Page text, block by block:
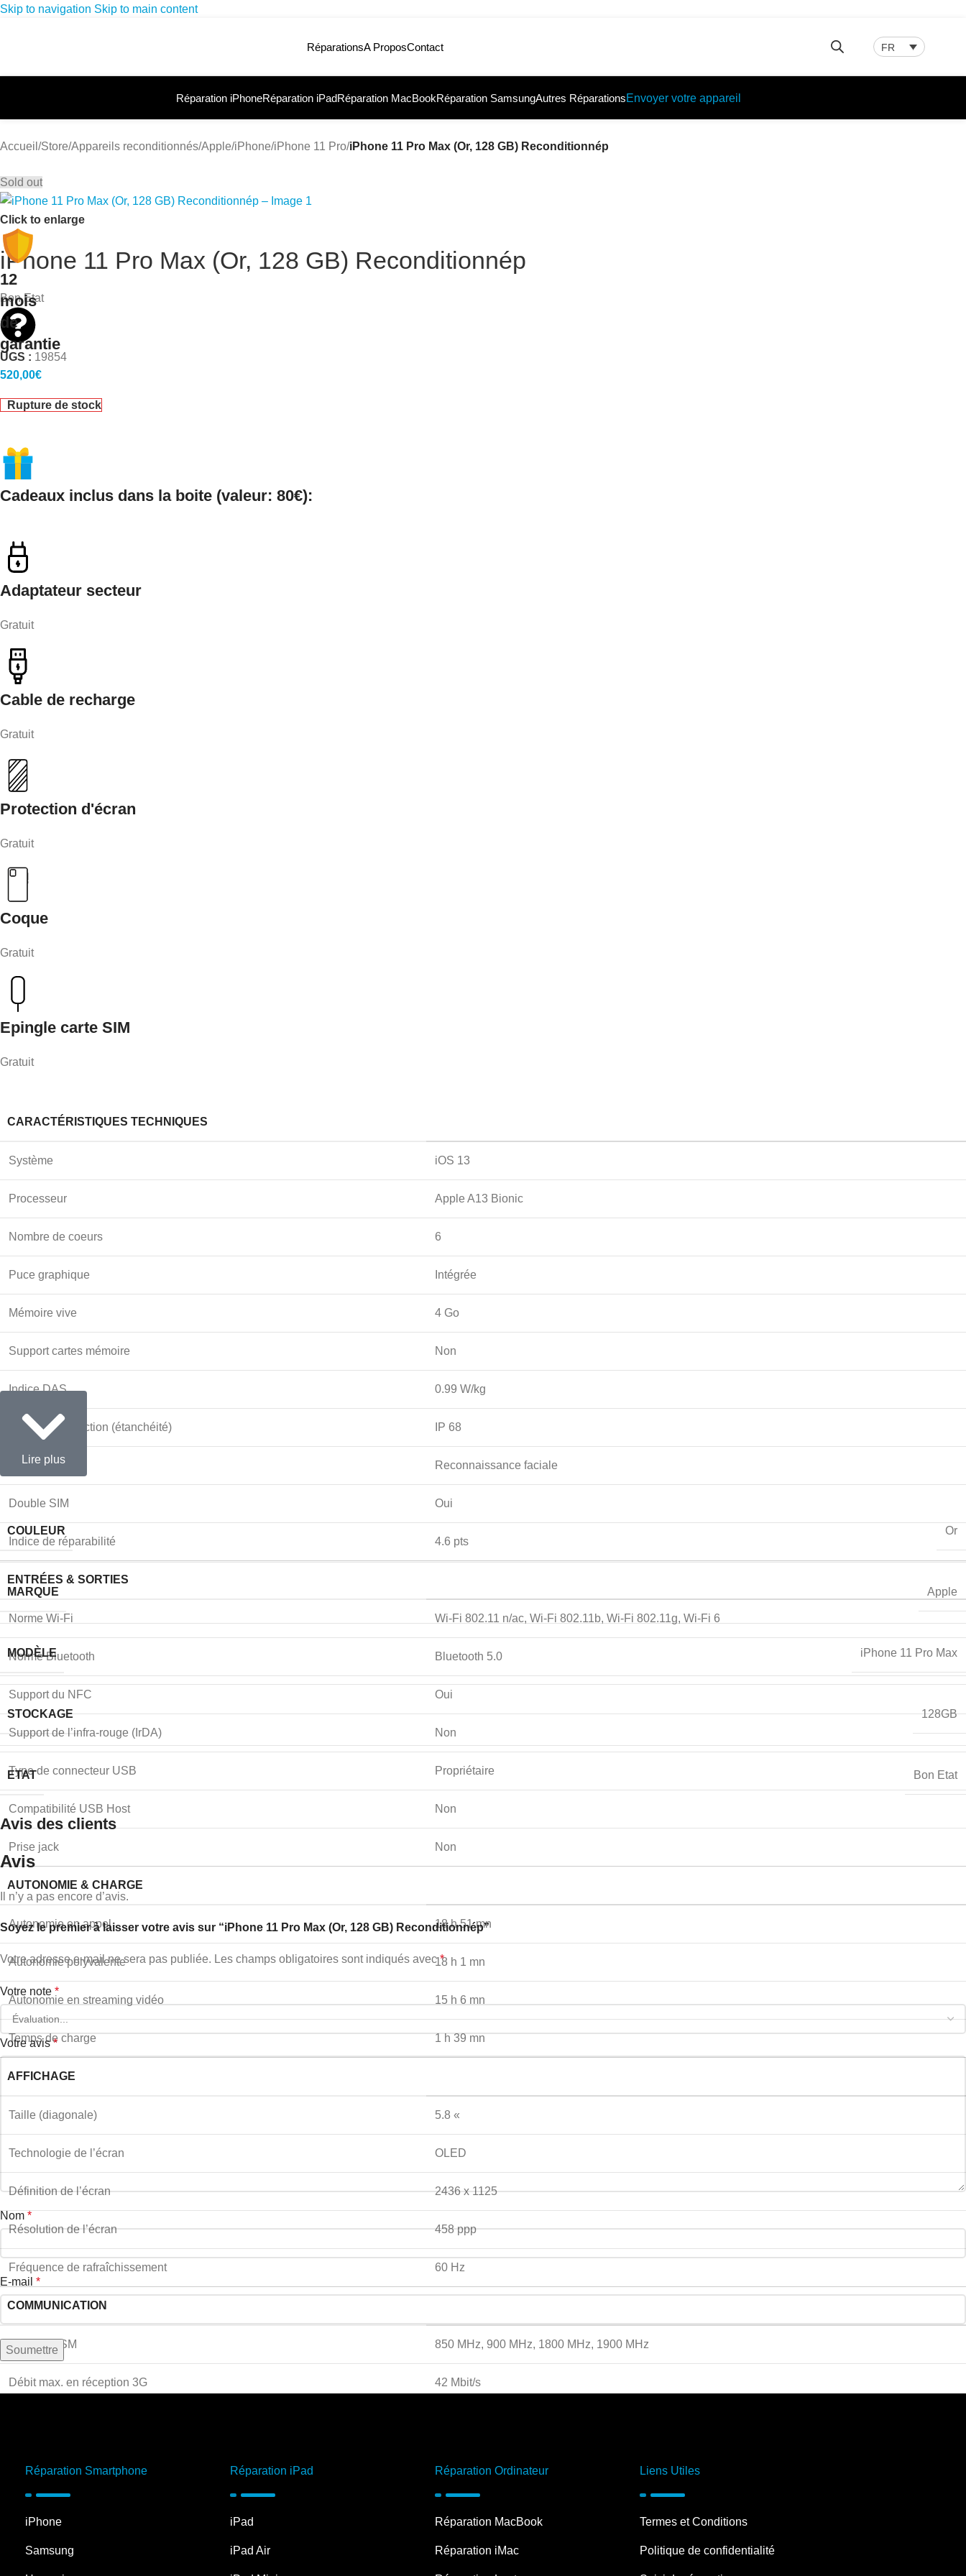
Skip to navigation Skip to main content
RéparationsA ProposContact FR
Réparation iPhoneRéparation iPadRéparation MacBookRéparation SamsungAutres RéparationsEnvoyer votre appareil
Accueil /Store/Appareils reconditionnés/Apple/iPhone/iPhone 11 Pro/iPhone 11 Pro Max (Or, 128 GB) Reconditionnép
Sold out
Click to enlarge
12
mois
de
garantie
iPhone 11 Pro Max (Or, 128 GB) Reconditionnép
Bon Etat
UGS : 19854
520,00€
Rupture de stock
Cadeaux inclus dans la boite (valeur: 80€):
Adaptateur secteur
Gratuit
Cable de recharge
Gratuit
Protection d'écran
Gratuit
Coque
Gratuit
Epingle carte SIM
Gratuit
CARACTÉRISTIQUES TECHNIQUES
Système iOS 13
Processeur Apple A13 Bionic
Nombre de coeurs 6
Puce graphique Intégrée
Mémoire vive 4 Go
Support cartes mémoire Non
Indice DAS 0.99 W/kg
Indice de protection (étanchéité) IP 68
Déverrouillage Reconnaissance faciale
Double SIM Oui
Indice de réparabilité 4.6 pts
ENTRÉES & SORTIES
Norme Wi-Fi Wi-Fi 802.11 n/ac, Wi-Fi 802.11b, Wi-Fi 802.11g, Wi-Fi 6
Norme Bluetooth Bluetooth 5.0
Support du NFC Oui
Support de l’infra-rouge (IrDA) Non
Type de connecteur USB Propriétaire
Compatibilité USB Host Non
Prise jack Non
AUTONOMIE & CHARGE
Autonomie en appel 18 h 51 mn
Autonomie polyvalente 18 h 1 mn
Autonomie en streaming vidéo 15 h 6 mn
Temps de charge 1 h 39 mn
AFFICHAGE
Taille (diagonale) 5.8 «
Technologie de l’écran OLED
Définition de l’écran 2436 x 1125
Résolution de l’écran 458 ppp
Fréquence de rafraîchissement 60 Hz
COMMUNICATION
Bandes GSM 850 MHz, 900 MHz, 1800 MHz, 1900 MHz
Débit max. en réception 3G 42 Mbit/s
MULTIMÉDIA
Lire plus
COULEUR Or
MARQUE Apple
MODÈLE iPhone 11 Pro Max
STOCKAGE 128GB
ETAT Bon Etat
Avis des clients
Avis
Il n’y a pas encore d’avis.
Soyez le premier à laisser votre avis sur “iPhone 11 Pro Max (Or, 128 GB) Reconditionnép”
Votre adresse e-mail ne sera pas publiée. Les champs obligatoires sont indiqués avec*
Votre note *
Votre avis*
Nom *
E-mail *
Réparation Smartphone
iPhone
Samsung
Réparation iPad
iPad
iPad Air
Réparation Ordinateur
Réparation MacBook
Réparation iMac
Liens Utiles
Termes et Conditions
Politique de confidentialité